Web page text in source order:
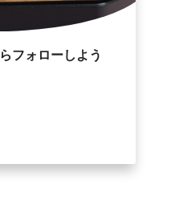
フォローしよう